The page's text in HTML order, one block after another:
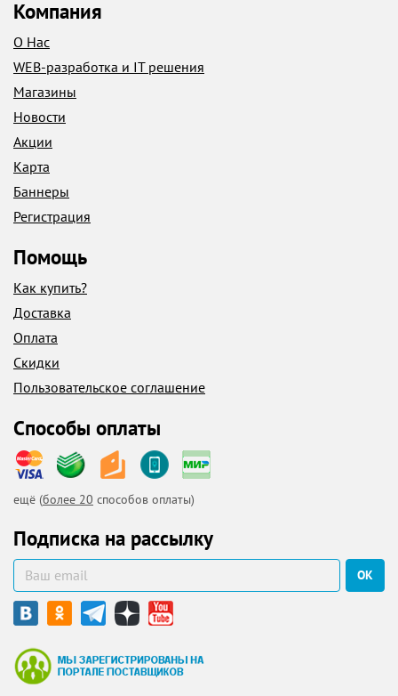
Компания
О Нас
WEB-разработка и IT решения
Магазины
Новости
Акции
Карта
Баннеры
Регистрация
Помощь
Как купить?
Доставка
Оплата
Скидки
Пользовательское соглашение
Способы оплаты
ещё (более 20 способов оплаты)
Подписка на рассылку
ОК